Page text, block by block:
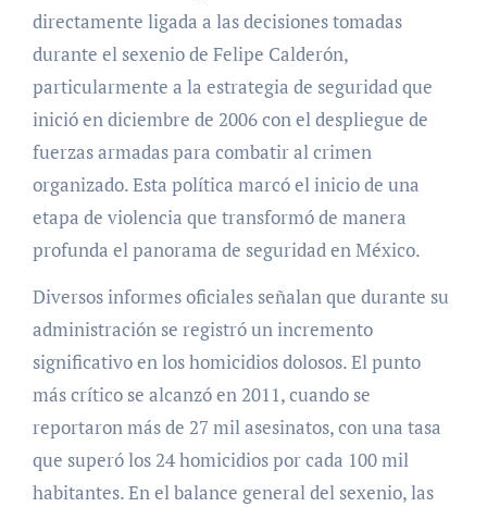
directamente ligada a las decisiones tomadas
durante el sexenio de Felipe Calderón,
particularmente a la estrategia de seguridad que
inició en diciembre de 2006 con el despliegue de
fuerzas armadas para combatir al crimen
organizado. Esta política marcó el inicio de una
etapa de violencia que transformó de manera
profunda el panorama de seguridad en México.
Diversos informes oficiales señalan que durante su
administración se registró un incremento
significativo en los homicidios dolosos. El punto
más crítico se alcanzó en 2011, cuando se
reportaron más de 27 mil asesinatos, con una tasa
que superó los 24 homicidios por cada 100 mil
habitantes. En el balance general del sexenio, las